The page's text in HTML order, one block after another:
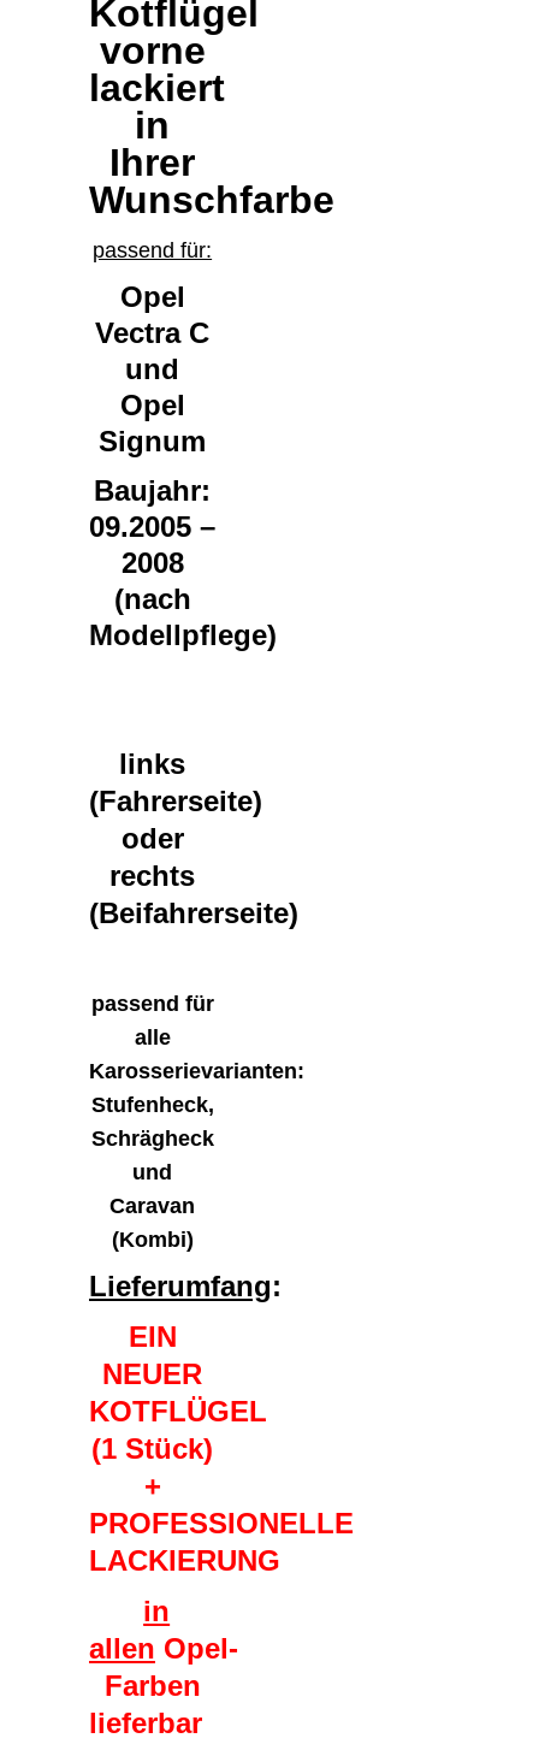
Kotflügel
vorne
lackiert
in
Ihrer
Wunschfarbe
passend für:
Opel
Vectra C
und
Opel
Signum
Baujahr:
09.2005 –
2008
(nach
Modellpflege)
links
(Fahrerseite)
oder
rechts
(Beifahrerseite)
passend für
alle
Karosserievarianten:
Stufenheck,
Schrägheck
und
Caravan
(Kombi)
Lieferumfang:
EIN
NEUER
KOTFLÜGEL
(1 Stück)
+
PROFESSIONELLE
LACKIERUNG
in
allen Opel-
Farben
lieferbar